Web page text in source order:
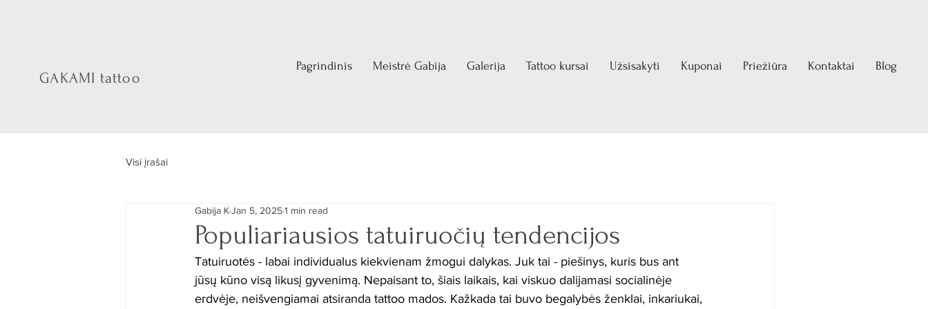
GAKAMI tattoo
Pagrindinis Meistrė Gabija Galerija Tattoo kursai Užsisakyti Kuponai Priežiūra Kontaktai Blog
Visi įrašai
Populiariausios tatuiruočių tendencijos
Gabija KJan 5, 20251 min read
Tatuiruotės - labai individualus kiekvienam žmogui dalykas. Juk tai - piešinys, kuris bus ant
jūsų kūno visą likusį gyvenimą. Nepaisant to, šiais laikais, kai viskuo dalijamasi socialinėje
erdvėje, neišvengiamai atsiranda tattoo mados. Kažkada tai buvo begalybės ženklai, inkariukai,